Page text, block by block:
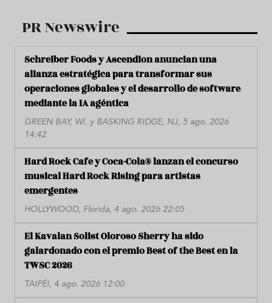
PR Newswire
Schreiber Foods y Ascendion anuncian una
alianza estratégica para transformar sus
operaciones globales y el desarrollo de software
mediante la IA agéntica
GREEN BAY, WI, y BASKING RIDGE, NJ, 5 ago. 2026
14:42
Hard Rock Cafe y Coca-Cola® lanzan el concurso
musical Hard Rock Rising para artistas
emergentes
HOLLYWOOD, Florida, 4 ago. 2026 22:05
El Kavalan Solist Oloroso Sherry ha sido
galardonado con el premio Best of the Best en la
TWSC 2026
TAIPÉI, 4 ago. 2026 12:00